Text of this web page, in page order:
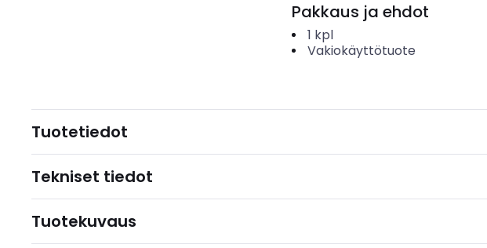
Pakkaus ja ehdot
1 kpl
Vakiokäyttötuote
Tuotetiedot
Tekniset tiedot
Tuotekuvaus